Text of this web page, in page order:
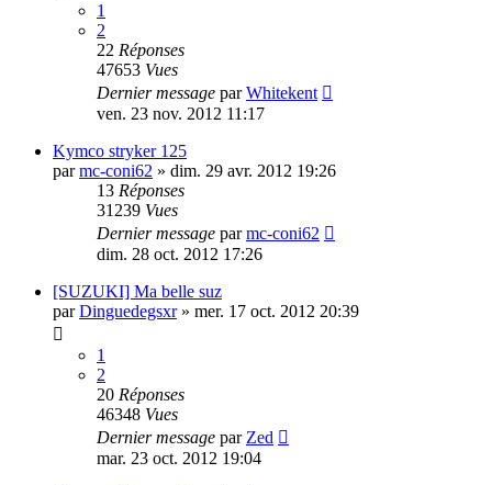
1
2
22 Réponses
47653 Vues
Dernier message parWhitekent
ven. 23 nov. 2012 11:17
Kymco stryker 125
parmc-coni62 » dim. 29 avr. 2012 19:26
13 Réponses
31239 Vues
Dernier message parmc-coni62
dim. 28 oct. 2012 17:26
[SUZUKI] Ma belle suz
parDinguedegsxr» mer. 17 oct. 2012 20:39
1
2
20 Réponses
46348 Vues
Dernier message parZed
mar. 23 oct. 2012 19:04